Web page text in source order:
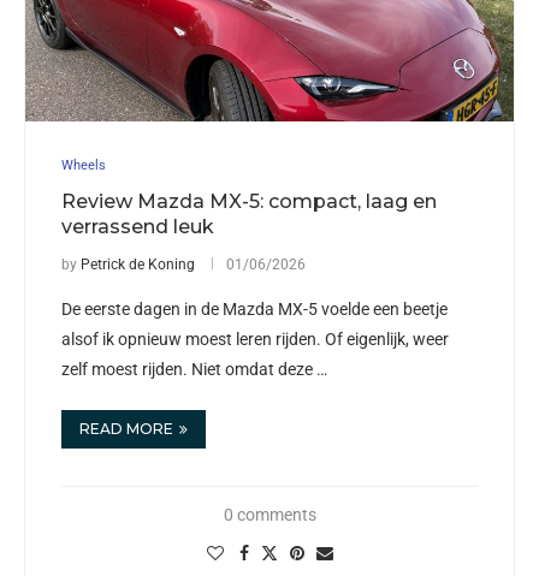
Wheels
Review Mazda MX-5: compact, laag en
verrassend leuk
by Petrick de Koning 01/06/2026
De eerste dagen in de Mazda MX-5 voelde een beetje
alsof ik opnieuw moest leren rijden. Of eigenlijk, weer
zelf moest rijden. Niet omdat deze …
READ MORE
0 comments